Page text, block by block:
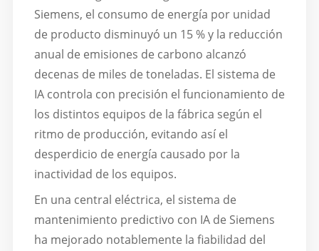
Siemens, el consumo de energía por unidad
de producto disminuyó un 15 % y la reducción
anual de emisiones de carbono alcanzó
decenas de miles de toneladas. El sistema de
IA controla con precisión el funcionamiento de
los distintos equipos de la fábrica según el
ritmo de producción, evitando así el
desperdicio de energía causado por la
inactividad de los equipos.
En una central eléctrica, el sistema de
mantenimiento predictivo con IA de Siemens
ha mejorado notablemente la fiabilidad del